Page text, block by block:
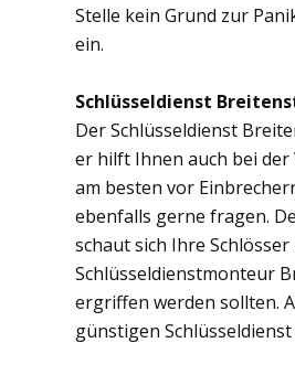
Stelle kein Grund zur
ein.
Schlüsseldienst
Der Schlüsseldienst
er hilft Ihnen auch bei der
am besten vor
ebenfalls gerne fragen.
schaut sich Ihre
Schlüsseldienstmonteur
ergriffen werden sollten.
günstigen